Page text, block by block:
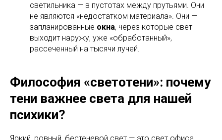
светильника — в пустотах между прутьями. Они
не являются «недостатком материала». Они —
запланированные окна, через которые свет
выходит наружу, уже «обработанный»,
рассеченный на тысячи лучей.
Философия «светотени»: почему
тени важнее света для нашей
психики?